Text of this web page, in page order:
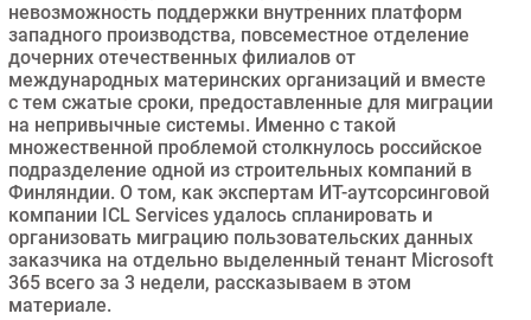
ПО
Outsourcing
Кадры
Регулирование
Финансы
Web
Безопасность
Инновации
CIO/Управление ИТ
Гаджеты
невозможность поддержки внутренних платформ
западного производства, повсеместное отделение
дочерних отечественных филиалов от
международных материнских организаций и вместе
с тем сжатые сроки, предоставленные для миграции
на непривычные системы. Именно с такой
множественной проблемой столкнулось российское
подразделение одной из строительных компаний в
Финляндии. О том, как экспертам ИТ-аутсорсинговой
компании ICL Services удалось спланировать и
организовать миграцию пользовательских данных
заказчика на отдельно выделенный тенант Microsoft
365 всего за 3 недели, рассказываем в этом
материале.